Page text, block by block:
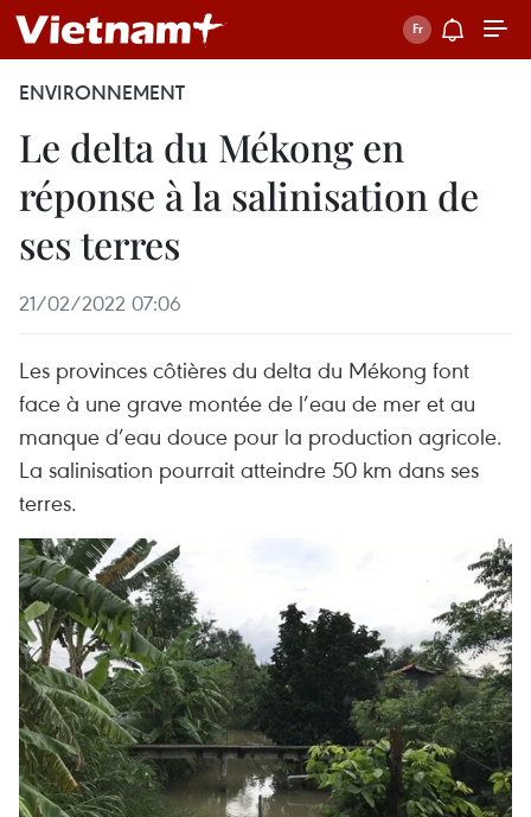
ENVIRONNEMENT
Le delta du Mékong en
réponse à la salinisation de
ses terres
21/02/2022 07:06
Les provinces côtières du delta du Mékong font
face à une grave montée de l’eau de mer et au
manque d’eau douce pour la production agricole.
La salinisation pourrait atteindre 50 km dans ses
terres.